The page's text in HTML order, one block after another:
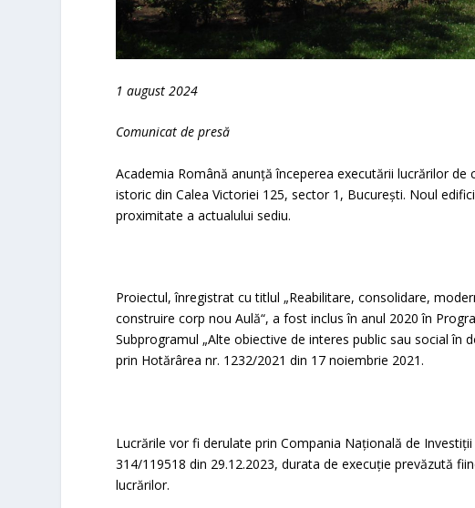
1 august 2024
Comunicat de presă
Academia Română anunță începerea executării lucrărilor
istoric din Calea Victoriei 125, sector 1, București. Noul
proximitate a actualului sediu.
Proiectul, înregistrat cu titlul „Reabilitare, consolidare,
construire corp nou Aulă“, a fost inclus în anul 2020 în
Subprogramul „Alte obiective de interes public sau social în
prin Hotărârea nr. 1232/2021 din 17 noiembrie 2021.
Lucrările vor fi derulate prin Compania Națională de
314/119518 din 29.12.2023, durata de execuție prevăzută
lucrărilor.